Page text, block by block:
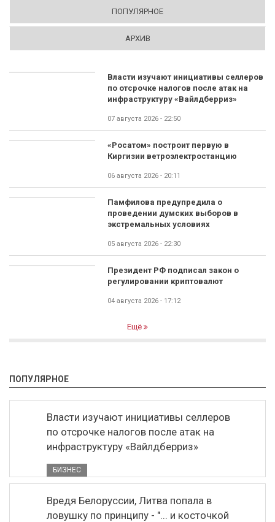
ПОПУЛЯРНОЕ
АРХИВ
Власти изучают инициативы селлеров
по отсрочке налогов после атак на
инфраструктуру «Вайлдберриз»
07 августа 2026 - 22:50
«Росатом» построит первую в
Киргизии ветроэлектростанцию
06 августа 2026 - 20:11
Памфилова предупредила о
проведении думских выборов в
экстремальных условиях
05 августа 2026 - 22:30
Президент РФ подписал закон о
регулировании криптовалют
04 августа 2026 - 17:12
Ещё
ПОПУЛЯРНОЕ
Власти изучают инициативы селлеров
по отсрочке налогов после атак на
инфраструктуру «Вайлдберриз»
БИЗНЕС
Вредя Белоруссии, Литва попала в
ловушку по принципу - "... и косточкой